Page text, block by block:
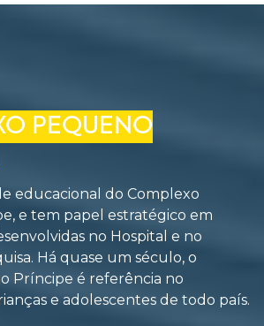
PEQUENO
educacional do Complexo
e tem papel estratégico em
no Hospital e no
Há quase um século, o
Príncipe é referência no
e adolescentes de todo país.